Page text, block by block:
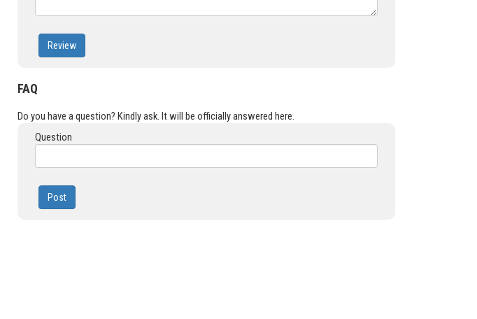
Review
FAQ
Do you have a question? Kindly ask. It will be officially answered here.
Question
Post